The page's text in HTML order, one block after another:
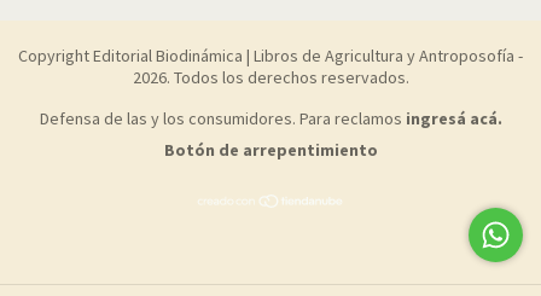
Copyright Editorial Biodinámica | Libros de Agricultura y Antroposofía -
2026. Todos los derechos reservados.
Defensa de las y los consumidores. Para reclamos ingresá acá.
Botón de arrepentimiento